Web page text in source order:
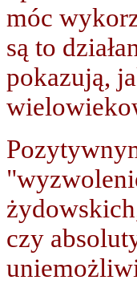
móc
są to
pokazują,
czy